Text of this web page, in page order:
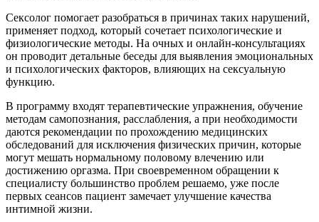
Сексолог помогает разобраться в причинах таких нарушений,
применяет подход, который сочетает психологические и
физиологические методы. На очных и онлайн-консультациях
он проводит детальные беседы для выявления эмоциональных
и психологических факторов, влияющих на сексуальную
функцию.
В программу входят терапевтические упражнения, обучение
методам самопознания, расслабления, а при необходимости
даются рекомендации по прохождению медицинских
обследований для исключения физических причин, которые
могут мешать нормальному половому влечению или
достижению оргазма. При своевременном обращении к
специалисту большинство проблем решаемо, уже после
первых сеансов пациент замечает улучшение качества
интимной жизни.